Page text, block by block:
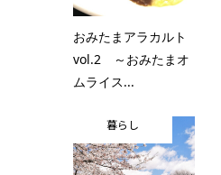
おみたまアラカルト
vol.2 ～おみたまオ
ムライス...
暮らし